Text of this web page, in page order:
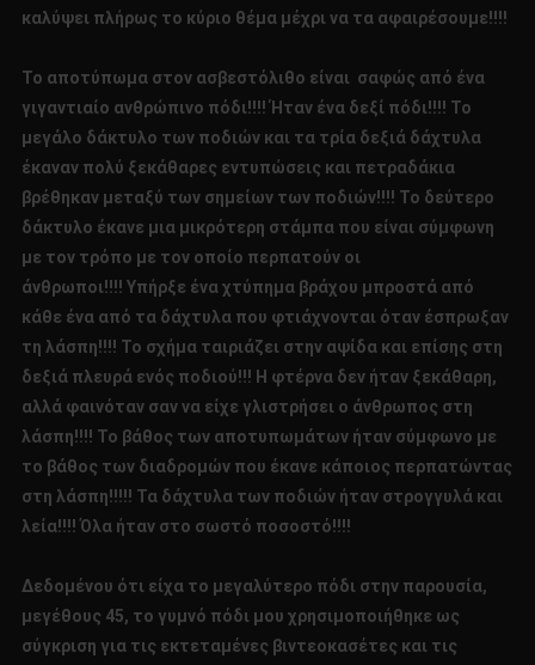
καλύψει πλήρως το κύριο θέμα μέχρι να τα αφαιρέσουμε!!!!
Το αποτύπωμα στον ασβεστόλιθο είναι σαφώς από ένα
γιγαντιαίο ανθρώπινο πόδι!!!! Ήταν ένα δεξί πόδι!!!! Το
μεγάλο δάκτυλο των ποδιών και τα τρία δεξιά δάχτυλα
έκαναν πολύ ξεκάθαρες εντυπώσεις και πετραδάκια
βρέθηκαν μεταξύ των σημείων των ποδιών!!!! Το δεύτερο
δάκτυλο έκανε μια μικρότερη στάμπα που είναι σύμφωνη
με τον τρόπο με τον οποίο περπατούν οι
άνθρωποι!!!! Υπήρξε ένα χτύπημα βράχου μπροστά από
κάθε ένα από τα δάχτυλα που φτιάχνονται όταν έσπρωξαν
τη λάσπη!!!! Το σχήμα ταιριάζει στην αψίδα και επίσης στη
δεξιά πλευρά ενός ποδιού!!! Η φτέρνα δεν ήταν ξεκάθαρη,
αλλά φαινόταν σαν να είχε γλιστρήσει ο άνθρωπος στη
λάσπη!!!! Το βάθος των αποτυπωμάτων ήταν σύμφωνο με
το βάθος των διαδρομών που έκανε κάποιος περπατώντας
στη λάσπη!!!!! Τα δάχτυλα των ποδιών ήταν στρογγυλά και
λεία!!!! Όλα ήταν στο σωστό ποσοστό!!!!
Δεδομένου ότι είχα το μεγαλύτερο πόδι στην παρουσία,
μεγέθους 45, το γυμνό πόδι μου χρησιμοποιήθηκε ως
σύγκριση για τις εκτεταμένες βιντεοκασέτες και τις